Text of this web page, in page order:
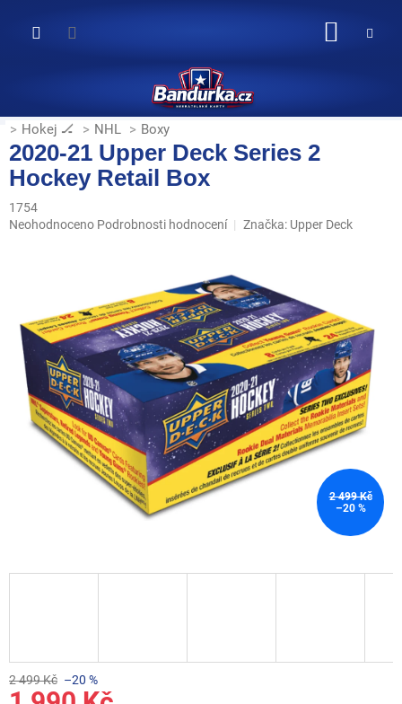
obsah
Hokej 🏒 NHL Boxy
2020-21 Upper Deck Series 2
Hockey Retail Box
1754
Průměrné
hvězdiček.
Neohodnoceno Podrobnosti hodnocení Značka: Upper Deck
2 499 Kč
–20 %
2 499 Kč –20 %